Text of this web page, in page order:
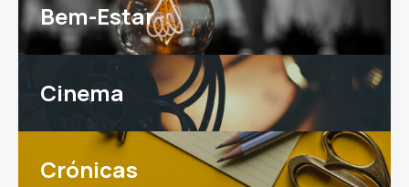
Bem-Estar
Cinema
Crónicas